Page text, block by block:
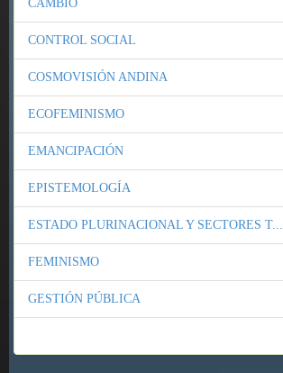
CAMBIO
CONTROL SOCIAL
COSMOVISIÓN ANDINA
ECOFEMINISMO
EMANCIPACIÓN
EPISTEMOLOGÍA
ESTADO PLURINACIONAL Y SECTORES T...
FEMINISMO
GESTIÓN PÚBLICA